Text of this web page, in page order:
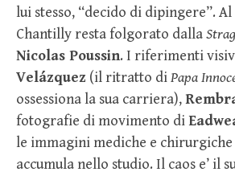
lui stesso, “decido di dipingere”. Al
Chantilly resta folgorato dalla
Nicolas Poussin. I riferimenti
Velázquez (il ritratto diPapa
ossessiona la sua carriera),
fotografie di movimento di
le immagini mediche e chirurgiche
accumula nello studio. Il caos e’ il